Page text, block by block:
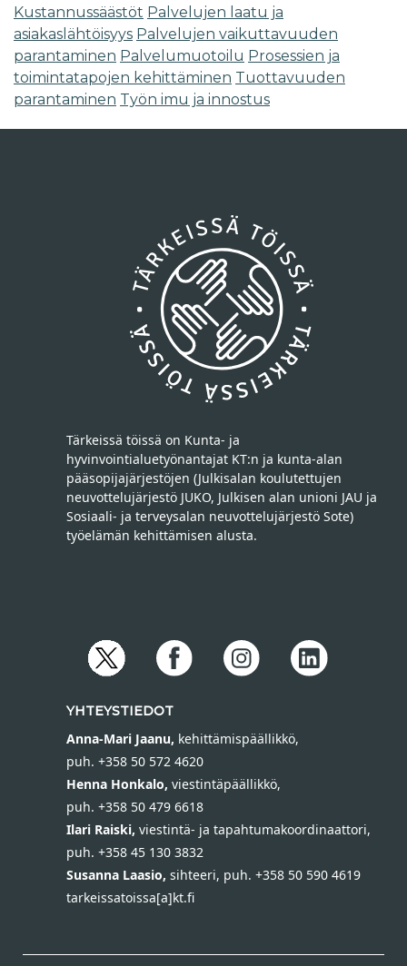
Kustannussäästöt Palvelujen laatu ja
asiakaslähtöisyys Palvelujen vaikuttavuuden
parantaminen Palvelumuotoilu Prosessien ja
toimintatapojen kehittäminen Tuottavuuden
parantaminen Työn imu ja innostus
Tärkeissä töissä on Kunta- ja
hyvinvointialuetyönantajat KT:n ja kunta-alan
pääsopijajärjestöjen (Julkisalan koulutettujen
neuvottelujärjestö JUKO, Julkisen alan unioni JAU ja
Sosiaali- ja terveysalan neuvottelujärjestö Sote)
työelämän kehittämisen alusta.
YHTEYSTIEDOT
Anna-Mari Jaanu, kehittämispäällikkö,
puh. +358 50 572 4620
Henna Honkalo, viestintäpäällikkö,
puh. +358 50 479 6618
Ilari Raiski, viestintä- ja tapahtumakoordinaattori,
puh. +358 45 130 3832
Susanna Laasio, sihteeri, puh. +358 50 590 4619
tarkeissatoissa[a]kt.fi